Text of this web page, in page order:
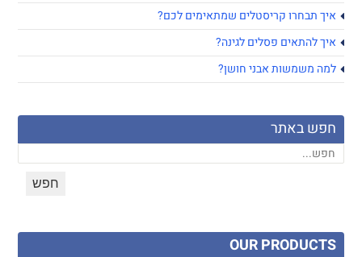
איך תבחרו קריסטלים שמתאימים לכם?
איך להתאים פסלים לגינה?
למה משמשות אבני חושן?
חפש באתר
OUR PRODUCTS